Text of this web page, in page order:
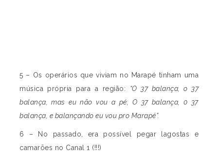
5 – Os operários que viviam no Marapé tinham uma
música própria para a região: “O 37 balança, o 37
balança, mas eu não vou a pé; O 37 balança, 0 37
balança, e balançando eu vou pro Marapé”.
6 – No passado, era possível pegar lagostas e
camarões no Canal 1 (!!!)